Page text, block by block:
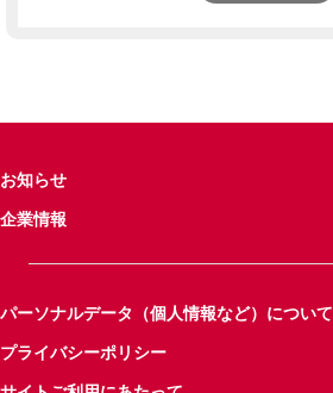
お知らせ
企業情報
パーソナルデータ（個人情報など）について
プライバシーポリシー